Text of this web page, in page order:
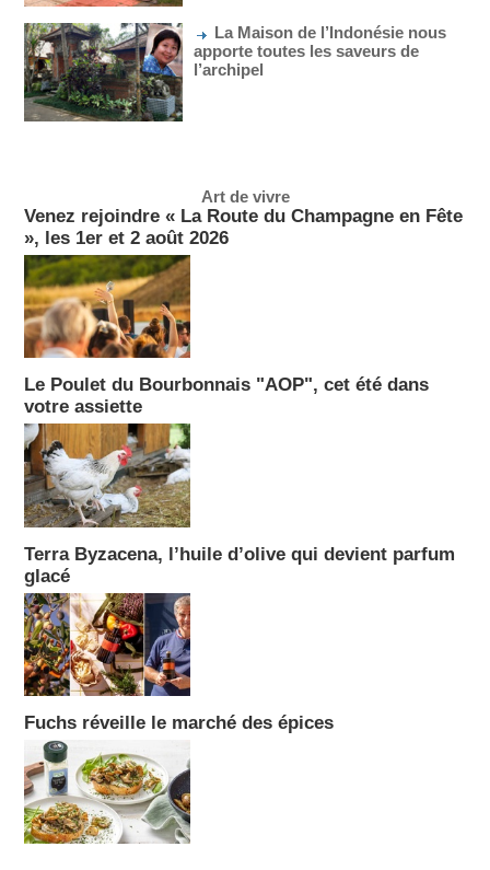
La Maison de l’Indonésie nous
apporte toutes les saveurs de
l’archipel
Art de vivre
Venez rejoindre « La Route du Champagne en Fête
», les 1er et 2 août 2026
Le Poulet du Bourbonnais "AOP", cet été dans
votre assiette
Terra Byzacena, l’huile d’olive qui devient parfum
glacé
Fuchs réveille le marché des épices